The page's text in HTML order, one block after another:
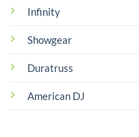
Infinity
Showgear
Duratruss
American DJ